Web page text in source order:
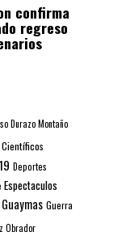
confirma
regreso
Durazo Montaño
Científicos
Deportes
Espectaculos
Guaymas Guerra
Obrador